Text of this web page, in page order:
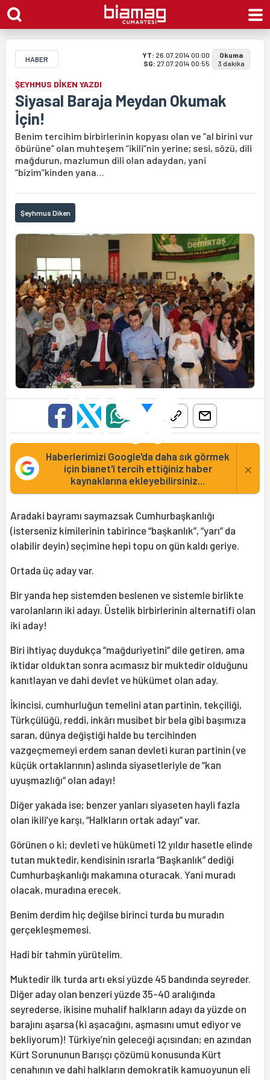
HABER YT: 26.07.2014 00:00
SG: 27.07.2014 00:55
Okuma
3 dakika
ŞEYHMUS DİKEN YAZDI
Siyasal Baraja Meydan Okumak
İçin!
Benim tercihim birbirlerinin kopyası olan ve “al birini vur
öbürüne” olan muhteşem “ikili”nin yerine; sesi, sözü, dili
mağdurun, mazlumun dili olan adaydan, yani
“bizim”kinden yana…
Şeyhmus Diken
Haberlerimizi Google'da daha sık görmek
için bianet'i tercih ettiğiniz haber
kaynaklarına ekleyebilirsiniz...
×
Aradaki bayramı saymazsak Cumhurbaşkanlığı
(isterseniz kimilerinin tabirince “başkanlık”, “yarı” da
olabilir deyin) seçimine hepi topu on gün kaldı geriye.
Ortada üç aday var.
Bir yanda hep sistemden beslenen ve sistemle birlikte
varolanların iki adayı. Üstelik birbirlerinin alternatifi olan
iki aday!
Biri ihtiyaç duydukça “mağduriyetini” dile getiren, ama
iktidar olduktan sonra acımasız bir muktedir olduğunu
kanıtlayan ve dahi devlet ve hükümet olan aday.
İkincisi, cumhurluğun temelini atan partinin, tekçiliği,
Türkçülüğü, reddi, inkârı musibet bir bela gibi başımıza
saran, dünya değiştiği halde bu tercihinden
vazgeçmemeyi erdem sanan devleti kuran partinin (ve
küçük ortaklarının) aslında siyasetleriyle de “kan
uyuşmazlığı” olan adayı!
Diğer yakada ise; benzer yanları siyaseten hayli fazla
olan ikili’ye karşı, “Halkların ortak adayı” var.
Görünen o ki; devleti ve hükümeti 12 yıldır hasetle elinde
tutan muktedir, kendisinin ısrarla “Başkanlık” dediği
Cumhurbaşkanlığı makamına oturacak. Yani muradı
olacak, muradına erecek.
Benim derdim hiç değilse birinci turda bu muradın
gerçekleşmemesi.
Hadi bir tahmin yürütelim.
Muktedir ilk turda artı eksi yüzde 45 bandında seyreder.
Diğer aday olan benzeri yüzde 35-40 aralığında
seyrederse, ikisine muhalif halkların adayı da yüzde on
barajını aşarsa (ki aşacağını, aşmasını umut ediyor ve
bekliyorum)! Türkiye’nin geleceği açısından; en azından
Kürt Sorununun Barışçı çözümü konusunda Kürt
cenahının ve dahi halkların demokratik kamuoyunun eli